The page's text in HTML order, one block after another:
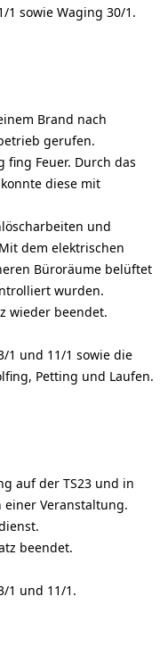
1 sowie Waging 30/1.
Brand nach
gerufen.
fing Feuer. Durch das
diese mit
und
dem elektrischen
Büroräume belüftet
wurden.
wieder beendet.
1 und 11/1 sowie die
Petting und Laufen.
auf der TS23 und in
Veranstaltung.
beendet.
1 und 11/1.